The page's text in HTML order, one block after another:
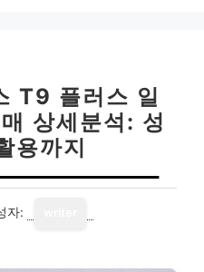
T9 플러스 일
상세분석: 성
용까지
자: